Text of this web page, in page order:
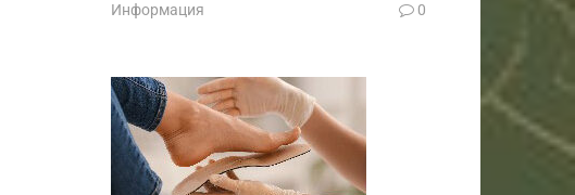
Информация 0